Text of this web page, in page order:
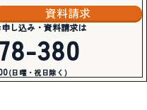
資料請求
し込み・資料請求は
380
(日曜・祝日除く)